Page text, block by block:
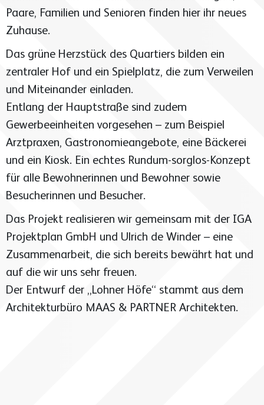
Soziales Engagement
X-News
Gesundheitswesen
Sanierung
Privat
Standort
Bau- und Projektleitung Exeler GmbH
Lingen
Böhmerhof 9, 49808 Lingen (Ems)
(im NordNeun)
Hamburg
Überseeallee 1, 20457 Hamburg
(im ElbEins)
Paare, Familien und Senioren finden hier ihr neues
Zuhause.
Das grüne Herzstück des Quartiers bilden ein
zentraler Hof und ein Spielplatz, die zum Verweilen
und Miteinander einladen.
Entlang der Hauptstraße sind zudem
Gewerbeeinheiten vorgesehen – zum Beispiel
Arztpraxen, Gastronomieangebote, eine Bäckerei
und ein Kiosk. Ein echtes Rundum-sorglos-Konzept
für alle Bewohnerinnen und Bewohner sowie
Besucherinnen und Besucher.
Das Projekt realisieren wir gemeinsam mit der IGA
Projektplan GmbH und Ulrich de Winder – eine
Zusammenarbeit, die sich bereits bewährt hat und
auf die wir uns sehr freuen.
Der Entwurf der „Lohner Höfe“ stammt aus dem
Architekturbüro MAAS & PARTNER Architekten.